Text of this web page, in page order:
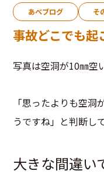
あべブログ そ
事故どこでも起
写真は空洞が10㎜空
「思ったよりも空
うですね」と判断し
大きな間違い